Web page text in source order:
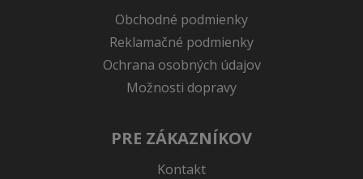
Obchodné podmienky
Reklamačné podmienky
Ochrana osobných údajov
Možnosti dopravy
PRE ZÁKAZNÍKOV
Kontakt